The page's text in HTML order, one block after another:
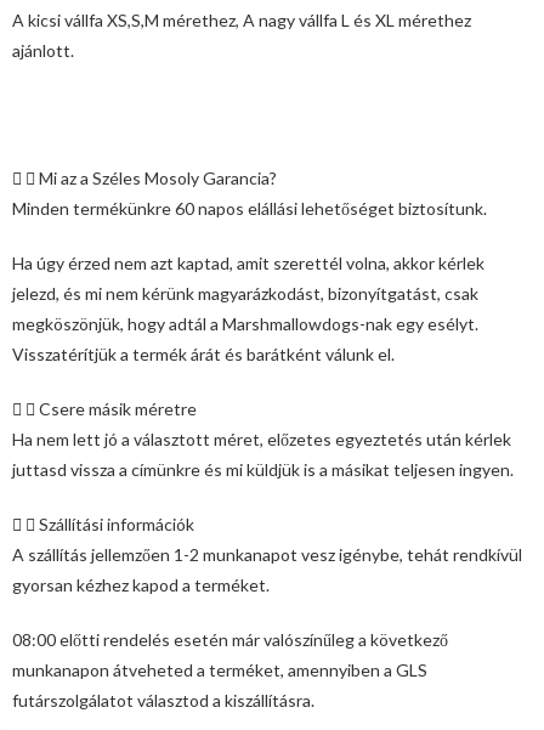
A kicsi vállfa XS,S,M mérethez, A nagy vállfa L és XL mérethez
ajánlott.
Mi az a Széles Mosoly Garancia?
Minden termékünkre 60 napos elállási lehetőséget biztosítunk.
Ha úgy érzed nem azt kaptad, amit szerettél volna, akkor kérlek
jelezd, és mi nem kérünk magyarázkodást, bizonyítgatást, csak
megköszönjük, hogy adtál a Marshmallowdogs-nak egy esélyt.
Visszatérítjük a termék árát és barátként válunk el.
Csere másik méretre
Ha nem lett jó a választott méret, előzetes egyeztetés után kérlek
juttasd vissza a címünkre és mi küldjük is a másikat teljesen ingyen.
Szállítási információk
A szállítás jellemzően 1-2 munkanapot vesz igénybe, tehát rendkívül
gyorsan kézhez kapod a terméket.
08:00 előtti rendelés esetén már valószínűleg a következő
munkanapon átveheted a terméket, amennyiben a GLS
futárszolgálatot választod a kiszállításra.